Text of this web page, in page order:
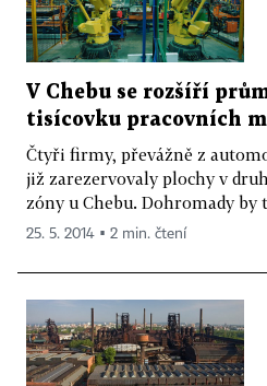
V Chebu se rozšíří
tisícovku pracovních
Čtyři firmy, převážně z
již zarezervovaly plochy v
zóny u Chebu. Dohromady by
25. 5. 2014 ▪ 2 min. čtení